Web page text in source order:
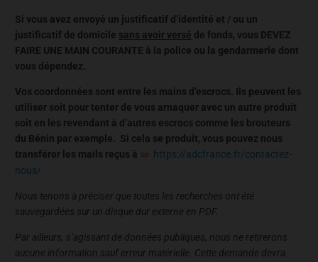
Si vous avez envoyé un justificatif d’identité et / ou un
justificatif de domicile sans avoir versé de fonds, vous DEVEZ
FAIRE UNE MAIN COURANTE à la police ou la gendarmerie dont
vous dépendez.
Vos coordonnées sont entre les mains d’escrocs. Ils peuvent les
utiliser soit pour tenter de vous arnaquer avec un autre produit
soit en les revendant à d’autres escrocs comme les brouteurs
du Bénin par exemple. Si cela se produit, vous pouvez nous
transférer les mails reçus à
https://adcfrance.fr/contactez-
nous/
Nous tenons à préciser que toutes les recherches ont été
sauvegardées sur un disque dur externe en PDF.
Par ailleurs, s’agissant de données publiques, nous ne retirerons
aucune information sauf erreur matérielle. Cette demande devra